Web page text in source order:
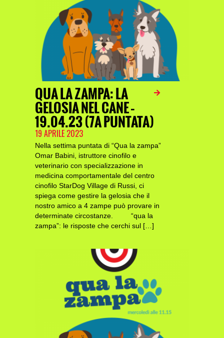
QUA LA ZAMPA: LA
GELOSIA NEL CANE –
19.04.23 (7A PUNTATA)
19 APRILE 2023
Nella settima puntata di “Qua la zampa”
Omar Babini, istruttore cinofilo e
veterinario con specializzazione in
medicina comportamentale del centro
cinofilo StarDog Village di Russi, ci
spiega come gestire la gelosia che il
nostro amico a 4 zampe può provare in
determinate circostanze. “qua la
zampa”: le risposte che cerchi sul […]